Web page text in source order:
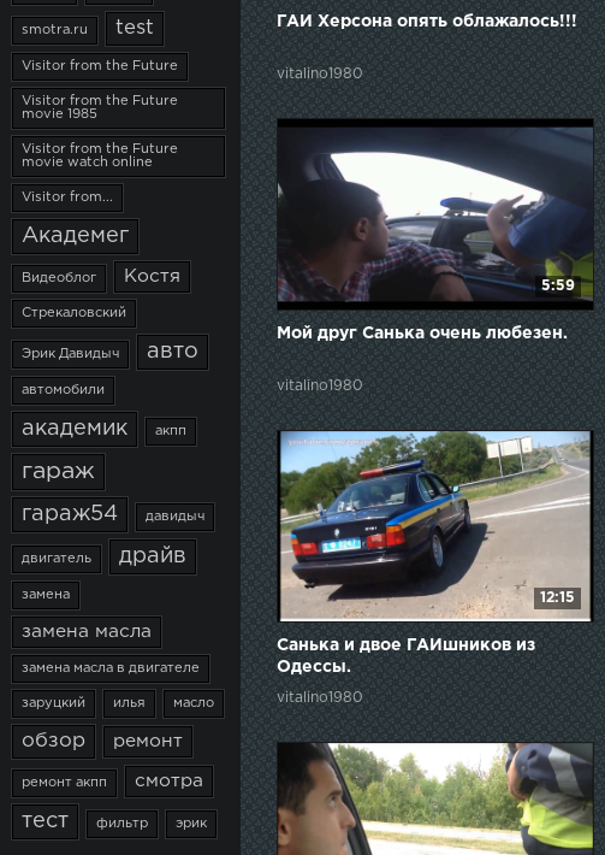
smotra.ru test
Visitor from the Future
Visitor from the Future
movie 1985
Visitor from the Future
movie watch online
Visitor from...
Академег
Видеоблог Костя
Стрекаловский
Эрик Давидыч авто
автомобили
академик акпп
гараж
гараж54 давидыч
двигатель драйв
замена
замена масла
замена масла в двигателе
заруцкий илья масло
обзор ремонт
ремонт акпп смотра
тест фильтр эрик
ГАИ Херсона опять облажалось!!!
vitalino1980
5:59
Мой друг Санька очень любезен.
vitalino1980
12:15
Санька и двое ГАИшников из
Одессы.
vitalino1980